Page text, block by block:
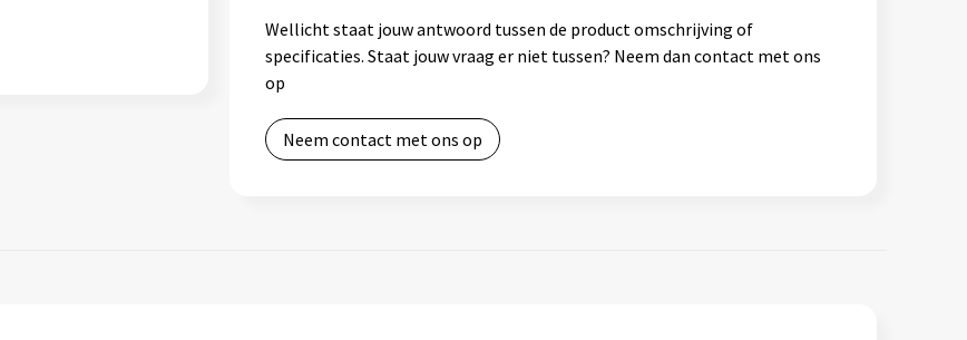
Wellicht staat jouw antwoord tussen de product omschrijving of
specificaties. Staat jouw vraag er niet tussen? Neem dan contact met ons
op
Neem contact met ons op